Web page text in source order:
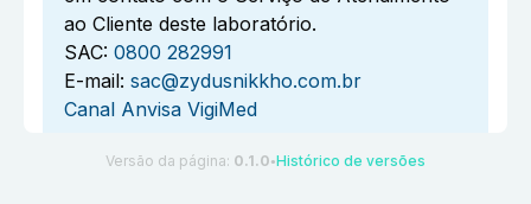
ao Cliente deste laboratório.
SAC: 0800 282991
E-mail: sac@zydusnikkho.com.br
Canal Anvisa VigiMed
Versão da página: 0.1.0 ●Histórico de versões